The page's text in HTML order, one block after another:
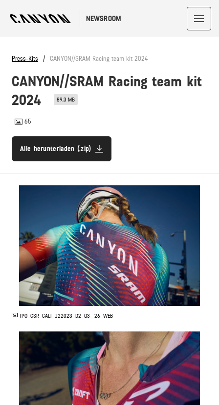
NEWSROOM
Press-Kits CANYON//SRAM Racing team kit 2024
CANYON//SRAM Racing team kit
2024
89,3 MB
65
Alle herunterladen (.zip)
JPG
TPO_CSR_CALI_122023_D2_Q3_ 26_WEB